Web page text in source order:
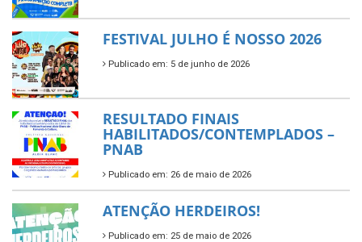
FESTIVAL JULHO É NOSSO 2026
Publicado em: 5 de junho de 2026
RESULTADO FINAIS
HABILITADOS/CONTEMPLADOS –
PNAB
Publicado em: 26 de maio de 2026
ATENÇÃO HERDEIROS!
Publicado em: 25 de maio de 2026